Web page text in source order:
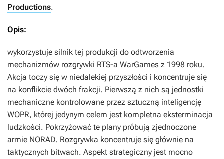
Productions.
Opis:
wykorzystuje silnik tej produkcji do odtworzenia
mechanizmów rozgrywki RTS-a WarGames z 1998 roku.
Akcja toczy się w niedalekiej przyszłości i koncentruje się
na konflikcie dwóch frakcji. Pierwszą z nich są jednostki
mechaniczne kontrolowane przez sztuczną inteligencję
WOPR, której jedynym celem jest kompletna eksterminacja
ludzkości. Pokrzyżować te plany próbują zjednoczone
armie NORAD. Rozgrywka koncentruje się głównie na
taktycznych bitwach. Aspekt strategiczny jest mocno